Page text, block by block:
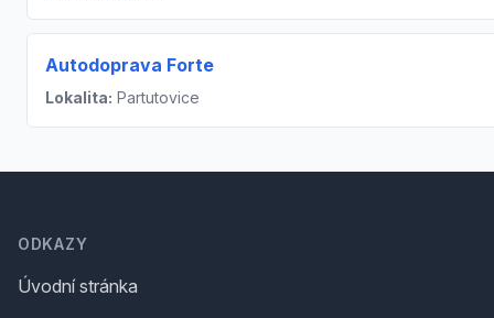
Autodoprava Forte
Lokalita: Partutovice
ODKAZY
Úvodní stránka